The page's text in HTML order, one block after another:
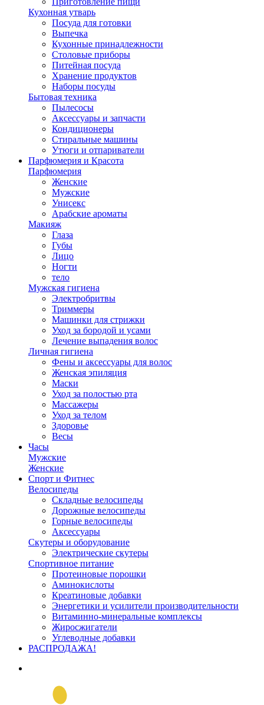
Кухонная утварь
Посуда для готовки
Выпечка
Кухонные принадлежности
Столовые приборы
Питейная посуда
Хранение продуктов
Наборы посуды
Бытовая техника
Пылесосы
Аксессуары и запчасти
Кондиционеры
Стиральные машины
Утюги и отпариватели
Парфюмерия и Красота
Парфюмерия
Женские
Мужские
Унисекс
Арабские ароматы
Макияж
Глаза
Губы
Лицо
Ногти
тело
Мужская гигиена
Электробритвы
Триммеры
Машинки для стрижки
Уход за бородой и усами
Лечение выпадения волос
Личная гигиена
Фены и аксессуары для волос
Женская эпиляция
Маски
Уход за полостью рта
Массажеры
Уход за телом
Здоровье
Весы
Часы
Мужские
Женские
Спорт и Фитнес
Велосипеды
Складные велосипеды
Дорожные велосипеды
Горные велосипеды
Аксессуары
Скутеры и оборудование
Электрические скутеры
Спортивное питание
Протеиновые порошки
Аминокислоты
Креатиновые добавки
Энергетики и усилители производительности
Витаминно-минеральные комплексы
Жиросжигатели
Углеводные добавки
РАСПРОДАЖА!